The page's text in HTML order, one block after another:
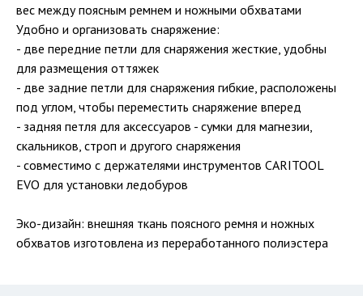
вес между поясным ремнем и ножными обхватами
Удобно и организовать снаряжение:
- две передние петли для снаряжения жесткие, удобны
для размещения оттяжек
- две задние петли для снаряжения гибкие, расположены
под углом, чтобы переместить снаряжение вперед
- задняя петля для аксессуаров - сумки для магнезии,
скальников, строп и другого снаряжения
- совместимо с держателями инструментов CARITOOL
EVO для установки ледобуров
Эко-дизайн: внешняя ткань поясного ремня и ножных
обхватов изготовлена из переработанного полиэстера